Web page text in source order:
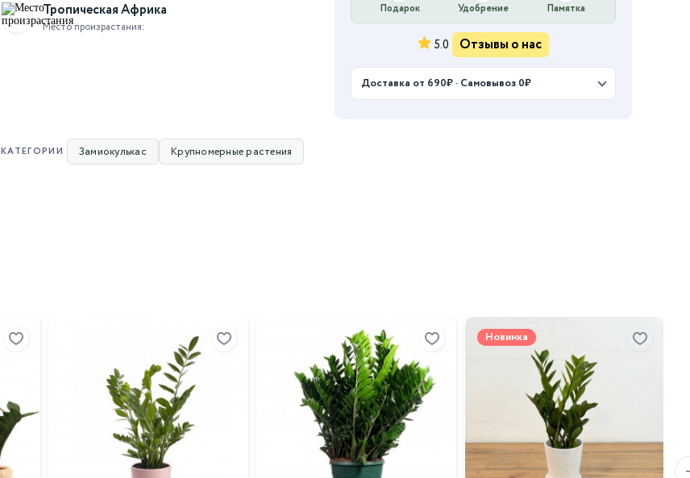
Место произрастания:
Тропическая Африка Подарок Удобрение Памятка
5.0 Отзывы о нас
Доставка от 690₽ · Самовывоз 0₽
КАТЕГОРИИ Замиокулькас Крупномерные растения
Новинка